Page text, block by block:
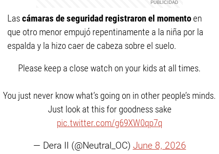
Lascámaras de seguridad registraron el momentoen
que otro menor empujó repentinamente a la niña por la
espalda y la hizo caer de cabeza sobre el suelo.
Please keep a close watch on your kids at all times.
You just never know what’s going on in other people’s minds.
Just look at this for goodness sake
pic.twitter.com/g69XW0qp7q
— Dera II (@Neutral_OC) June 8, 2026